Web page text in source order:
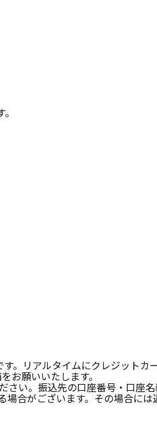
。リアルタイムにクレジットカ
お願いいたします。
さい。振込先の口座番号・口座
合がございます。その場合には